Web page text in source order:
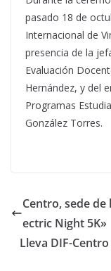
pasado 18 de
Internacional de
presencia de la
Evaluación
Hernández, y del
Programas
González Torres.
Centro, sede
ectric Night 5K»
Lleva DIF-